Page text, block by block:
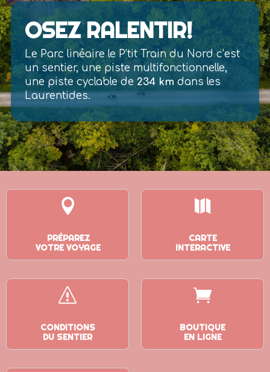
OSEZ RALENTIR!
Le Parc linéaire le P’tit Train du Nord c’est
un sentier, une piste multifonctionnelle,
une piste cyclable de 234 km dans les
Laurentides.

PRÉPAREZ
VOTRE VOYAGE
s
CONDITIONS
DU SENTIER

CARTE
INTERACTIVE

BOUTIQUE
EN LIGNE